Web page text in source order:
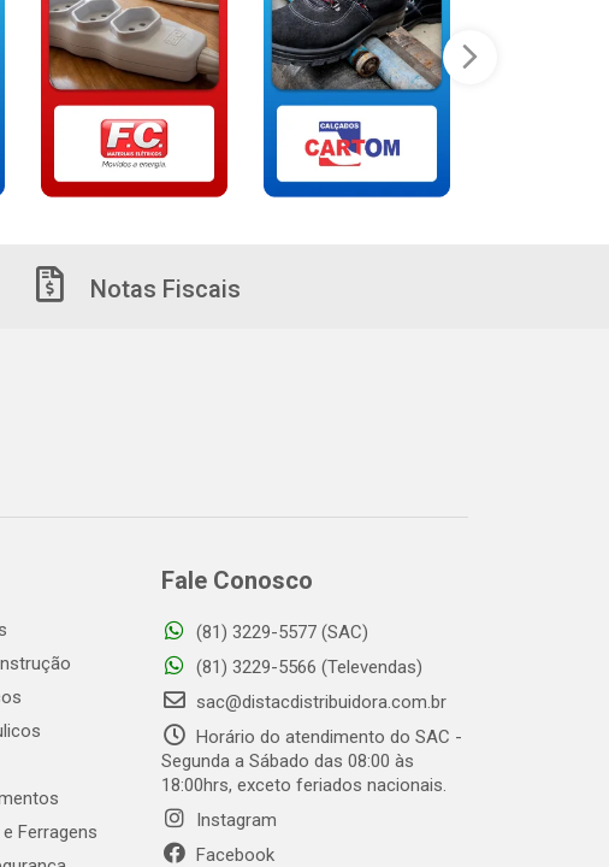
Notas Fiscais
Ferragens
Fale Conosco
(81) 3229-5577 (SAC)
(81) 3229-5566 (Televendas)
sac@distacdistribuidora.com.br
Horário do atendimento do SAC -
Segunda a Sábado das 08:00 às
18:00hrs, exceto feriados nacionais.
Instagram
Facebook